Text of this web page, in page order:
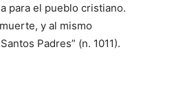
para el pueblo cristiano.
y al mismo
Padres” (n. 1011).